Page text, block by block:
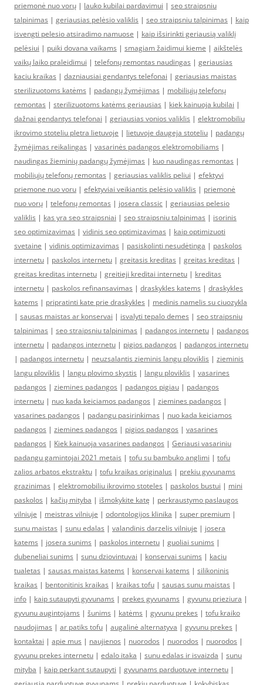
priemonė nuo vorų | lauko kubilai pardavimui | seo straipsniu
talpinimas | geriausias pelėsio valiklis | seo straipsniu talpinimas | kaip
isvengti pelesio atsiradimo namuose | kaip išsirinkti geriausią valiklį
pelėsiui | puiki dovana vaikams | smagiam žaidimui kieme | aikštelės
vaikų laiko praleidimui | telefonų remontas naudingas | geriausias
kaciu kraikas | dazniausiai gendantys telefonai | geriausias maistas
sterilizuotoms katėms | padangų žymėjimas | mobiliųjų telefonų
remontas | sterilizuotoms katėms geriausias | kiek kainuoja kubilai |
dažnai gendantys telefonai | geriausias vonios valiklis | elektromobiliu
ikrovimo stoteliu pletra lietuvoje | lietuvoje daugeja stoteliu | padangų
žymėjimas reikalingas | vasarinės padangos elektromobiliams |
naudingas žieminių padangų žymėjimas | kuo naudingas remontas |
mobiliųjų telefonų remontas | geriausias valiklis peliui | efektyvi
priemone nuo voru | efektyviai veikiantis pelėsio valiklis | priemonė
nuo vorų | telefonų remontas | josera classic | geriausias pelesio
valiklis | kas yra seo straipsniai | seo straipsniu talpinimas | isorinis
seo optimizavimas | vidinis seo optimizavimas | kaip optimizuoti
svetaine | vidinis optimizavimas | pasiskolinti nesudėtinga | paskolos
internetu | paskolos internetu | greitasis kreditas | greitas kreditas |
greitas kreditas internetu | greitieji kreditai internetu | kreditas
internetu | paskolos refinansavimas | draskykles katems | draskykles
katems | pripratinti kate prie draskykles | medinis namelis su ciuozykla
| sausas maistas ar konservai | isvalyti tepalo demes | seo straipsniu
talpinimas | seo straipsniu talpinimas | padangos internetu | padangos
internetu | padangos internetu | pigios padangos | padangos internetu
| padangos internetu | neuzsalantis zieminis langu ploviklis | zieminis
langu ploviklis | langu plovimo skystis | langu ploviklis | vasarines
padangos | ziemines padangos | padangos pigiau | padangos
internetu | nuo kada keiciamos padangos | ziemines padangos |
vasarines padangos | padangu pasirinkimas | nuo kada keiciamos
padangos | ziemines padangos | pigios padangos | vasarines
padangos | Kiek kainuoja vasarines padangos | Geriausi vasariniu
padangu gamintojai 2021 metais | tofu su bambuko anglimi | tofu
zalios arbatos ekstraktu | tofu kraikas originalus | prekiu gyvunams
grazinimas | elektromobiliu ikrovimo stoteles | paskolos bustui | mini
paskolos | kačių mityba | išmokykite katę | perkraustymo paslaugos
vilniuje | meistras vilniuje | odontologijos klinika | super premium |
sunu maistas | sunu edalas | valandinis darzelis vilniuje | josera
katems | josera sunims | paskolos internetu | guoliai sunims |
dubeneliai sunims | sunu dziovintuvai | konservai sunims | kaciu
tualetas | sausas maistas katems | konservai katems | silikoninis
kraikas | bentonitinis kraikas | kraikas tofu | sausas sunu maistas |
info | kaip sutaupyti gyvunams | prekes gyvunams | gyvunu prieziura |
gyvunu augintojams | šunims | katėms | gyvunu prekes | tofu kraiko
naudojimas | ar patiks tofu | augalinė alternatyva | gyvunu prekes |
kontaktai | apie mus | naujienos | nuorodos | nuorodos | nuorodos |
gyvunu prekes internetu | edalo itaka | sunu edalas ir isvaizda | sunu
mityba | kaip perkant sutaupyti | gyvunams parduotuve internetu |